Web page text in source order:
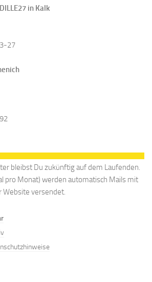
in Kalk
27
bleibst Du zukünftig auf dem Laufenden.
pro Monat) werden automatisch Mails mit
Website versendet.